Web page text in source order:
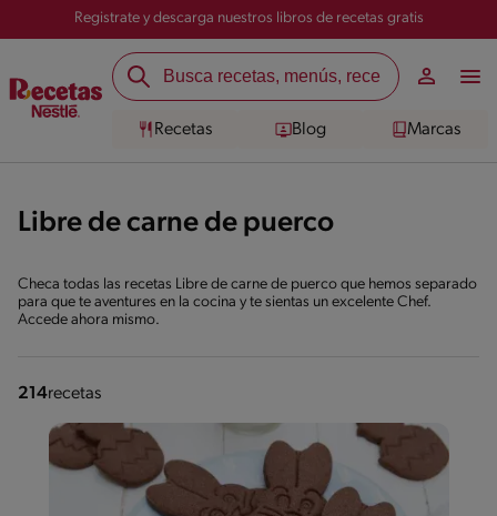
Registrate y descarga nuestros libros de recetas gratis
Recetas Blog Marcas
Libre de carne de puerco
Checa todas las recetas Libre de carne de puerco que hemos separado
para que te aventures en la cocina y te sientas un excelente Chef.
Accede ahora mismo.
214recetas